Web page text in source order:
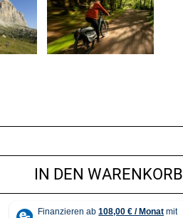
IN DEN WARENKORB